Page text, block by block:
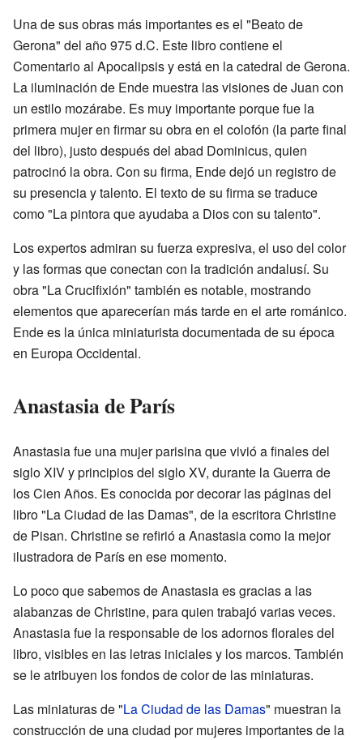
Una de sus obras más importantes es el "Beato de
Gerona" del año 975 d.C. Este libro contiene el
Comentario al Apocalipsis y está en la catedral de Gerona.
La iluminación de Ende muestra las visiones de Juan con
un estilo mozárabe. Es muy importante porque fue la
primera mujer en firmar su obra en el colofón (la parte final
del libro), justo después del abad Dominicus, quien
patrocinó la obra. Con su firma, Ende dejó un registro de
su presencia y talento. El texto de su firma se traduce
como "La pintora que ayudaba a Dios con su talento".
Los expertos admiran su fuerza expresiva, el uso del color
y las formas que conectan con la tradición andalusí. Su
obra "La Crucifixión" también es notable, mostrando
elementos que aparecerían más tarde en el arte románico.
Ende es la única miniaturista documentada de su época
en Europa Occidental.
Anastasia de París
Anastasia fue una mujer parisina que vivió a finales del
siglo XIV y principios del siglo XV, durante la Guerra de
los Cien Años. Es conocida por decorar las páginas del
libro "La Ciudad de las Damas", de la escritora Christine
de Pisan. Christine se refirió a Anastasia como la mejor
ilustradora de París en ese momento.
Lo poco que sabemos de Anastasia es gracias a las
alabanzas de Christine, para quien trabajó varias veces.
Anastasia fue la responsable de los adornos florales del
libro, visibles en las letras iniciales y los marcos. También
se le atribuyen los fondos de color de las miniaturas.
Las miniaturas de "La Ciudad de las Damas" muestran la
construcción de una ciudad por mujeres importantes de la